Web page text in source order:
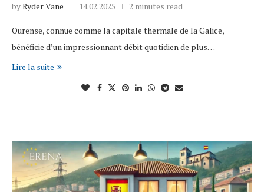
byRyder Vane 14.02.2025 2 minutes read
Ourense, connue comme la capitale thermale de la Galice,
bénéficie d’un impressionnant débit quotidien de plus…
Lire la suite